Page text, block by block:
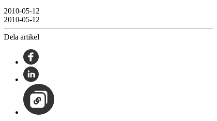
2010-05-12
2010-05-12
Dela artikel